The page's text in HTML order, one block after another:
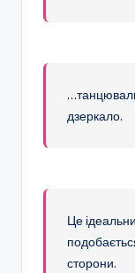
дзеркало.
Це
сторони.